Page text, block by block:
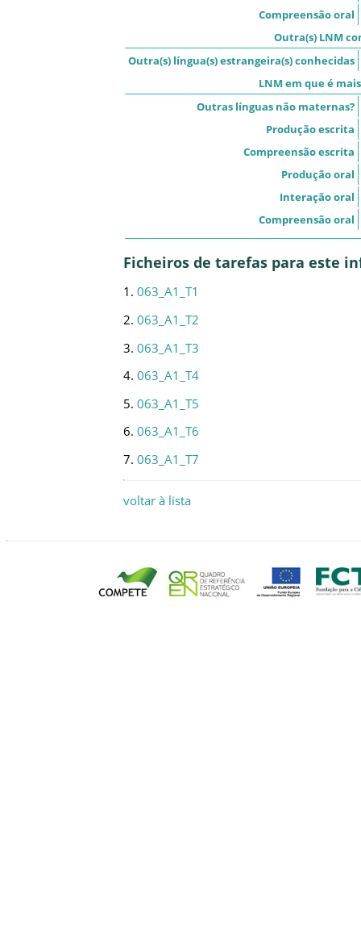
Compreensão oral
Outra(s) LNM
Outra(s) língua(s) estrangeira(s) conhecidas
LNM em que é
Outras línguas não maternas?
Produção escrita
Compreensão escrita
Produção oral
Interação oral
Compreensão oral
Ficheiros de tarefas para este
1. 063_A1_T1
2. 063_A1_T2
3. 063_A1_T3
4. 063_A1_T4
5. 063_A1_T5
6. 063_A1_T6
7. 063_A1_T7
voltar à lista